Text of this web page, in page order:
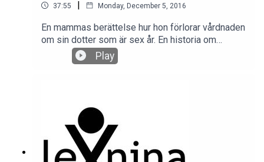
37:55 | Monday, December 5, 2016
En mammas berättelse hur hon förlorar vårdnaden
om sin dotter som är sex år. En historia om
bemötande, maktlöshet och hur alla hennes barn
drabbas.
Play